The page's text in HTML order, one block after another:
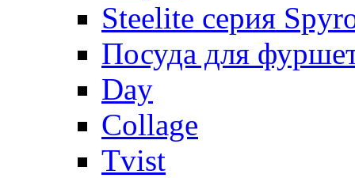
Steelite серия
Посуда для
Day
Collage
Tvist